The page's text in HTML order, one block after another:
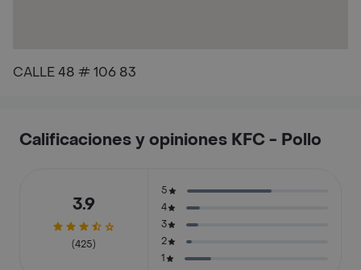
CALLE 48 # 106 83
Calificaciones y opiniones KFC - Pollo
3.9
(425)
5
4
3
2
1